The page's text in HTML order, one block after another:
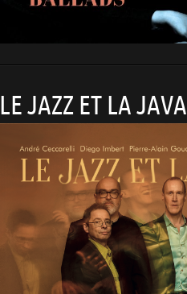
LE JAZZ ET LA JAVA